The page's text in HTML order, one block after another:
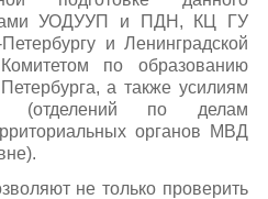
УОДУУП и ПДН, КЦ ГУ
и Ленинградской
по образованию
а также усилиям
(отделений по делам
органов МВД
не только проверить